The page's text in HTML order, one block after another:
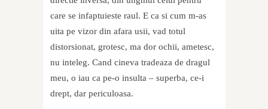
care se infaptuieste raul. E ca si cum m-as
uita pe vizor din afara usii, vad totul
distorsionat, grotesc, ma dor ochii, ametesc,
nu inteleg. Cand cineva tradeaza de dragul
meu, o iau ca pe-o insulta – superba, ce-i
drept, dar periculoasa.